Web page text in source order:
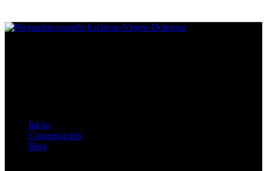
Inicio
Congregación
Blog